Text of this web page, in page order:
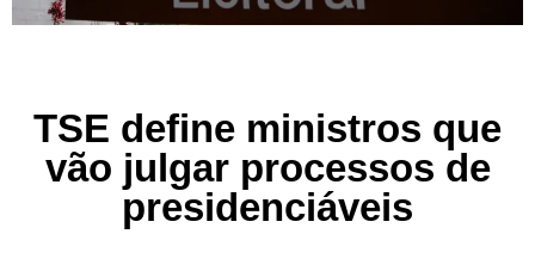
TSE define ministros que
vão julgar processos de
presidenciáveis